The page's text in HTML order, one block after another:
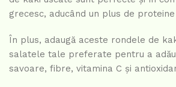
grecesc, aducând un plus de
În plus, adaugă aceste rondele de
salatele tale preferate pentru a
savoare, fibre, vitamina C și